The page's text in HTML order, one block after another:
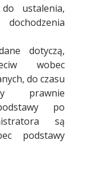
ustalenia,
dotyczą,
wobec
do czasu
prawnie
po
są
podstawy